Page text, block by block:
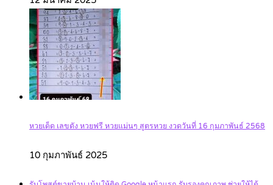
หวยเด็ด เลขดัง หวยฟรี หวยแม่นๆ สูตรหวย งวดวันที่ 16 กุมภาพันธ์ 2568
10 กุมภาพันธ์ 2025